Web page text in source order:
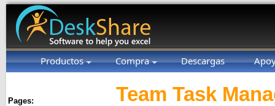
Productos Compra Descargas
Pages: Team Task